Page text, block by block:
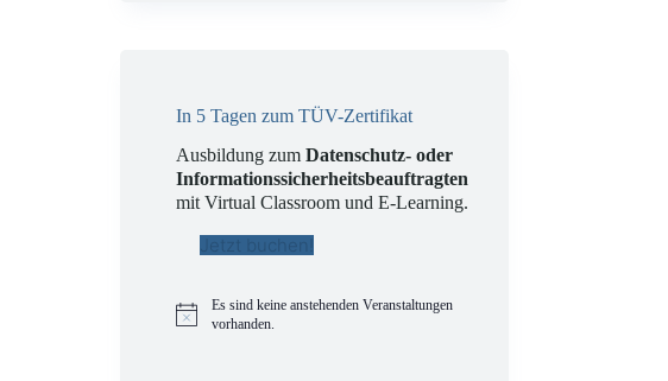
In 5 Tagen zum TÜV-Zertifikat
Ausbildung zumDatenschutz- oder
Informationssicherheitsbeauftragten
mit Virtual Classroom und E-Learning.
Jetzt buchen!
H
Es sind keine anstehenden Veranstaltungen
vorhanden.